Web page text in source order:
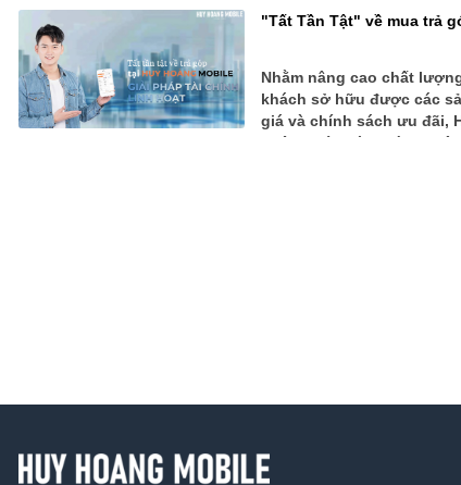
"Tất Tần Tật" về mua trả
Nhằm nâng cao chất
khách sở hữu được các
giá và chính sách ưu đãi,
thiệu quý khách hàng